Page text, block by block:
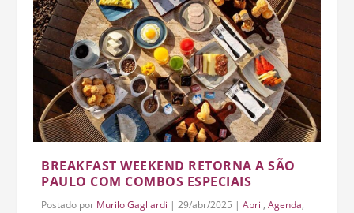
BREAKFAST WEEKEND RETORNA A SÃO
PAULO COM COMBOS ESPECIAIS
Postado por Murilo Gagliardi |29/abr/2025 |Abril,Agenda,